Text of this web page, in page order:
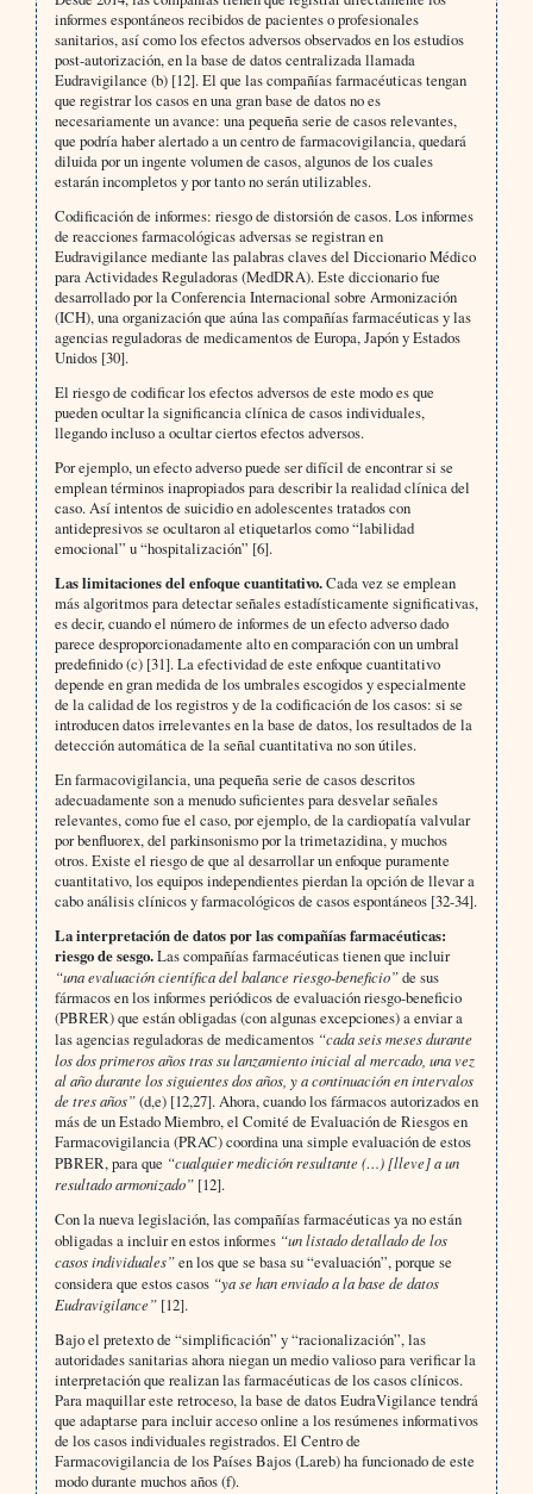
informes espontáneos recibidos de pacientes o profesionales
sanitarios, así como los efectos adversos observados en los estudios
post-autorización, en la base de datos centralizada llamada
Eudravigilance (b) [12]. El que las compañías farmacéuticas tengan
que registrar los casos en una gran base de datos no es
necesariamente un avance: una pequeña serie de casos relevantes,
que podría haber alertado a un centro de farmacovigilancia, quedará
diluida por un ingente volumen de casos, algunos de los cuales
estarán incompletos y por tanto no serán utilizables.
Codificación de informes: riesgo de distorsión de casos. Los informes
de reacciones farmacológicas adversas se registran en
Eudravigilance mediante las palabras claves del Diccionario Médico
para Actividades Reguladoras (MedDRA). Este diccionario fue
desarrollado por la Conferencia Internacional sobre Armonización
(ICH), una organización que aúna las compañías farmacéuticas y las
agencias reguladoras de medicamentos de Europa, Japón y Estados
Unidos [30].
El riesgo de codificar los efectos adversos de este modo es que
pueden ocultar la significancia clínica de casos individuales,
llegando incluso a ocultar ciertos efectos adversos.
Por ejemplo, un efecto adverso puede ser difícil de encontrar si se
emplean términos inapropiados para describir la realidad clínica del
caso. Así intentos de suicidio en adolescentes tratados con
antidepresivos se ocultaron al etiquetarlos como “labilidad
emocional” u “hospitalización” [6].
Las limitaciones del enfoque cuantitativo.Cada vez se emplean
más algoritmos para detectar señales estadísticamente significativas,
es decir, cuando el número de informes de un efecto adverso dado
parece desproporcionadamente alto en comparación con un umbral
predefinido (c) [31]. La efectividad de este enfoque cuantitativo
depende en gran medida de los umbrales escogidos y especialmente
de la calidad de los registros y de la codificación de los casos: si se
introducen datos irrelevantes en la base de datos, los resultados de la
detección automática de la señal cuantitativa no son útiles.
En farmacovigilancia, una pequeña serie de casos descritos
adecuadamente son a menudo suficientes para desvelar señales
relevantes, como fue el caso, por ejemplo, de la cardiopatía valvular
por benfluorex, del parkinsonismo por la trimetazidina, y muchos
otros. Existe el riesgo de que al desarrollar un enfoque puramente
cuantitativo, los equipos independientes pierdan la opción de llevar a
cabo análisis clínicos y farmacológicos de casos espontáneos [32-34].
La interpretación de datos por las compañías farmacéuticas:
riesgo de sesgo.Las compañías farmacéuticas tienen que incluir
“una evaluación científica del balance riesgo-beneficio”de sus
fármacos en los informes periódicos de evaluación riesgo-beneficio
(PBRER) que están obligadas (con algunas excepciones) a enviar a
las agencias reguladoras de medicamentos “cada seis meses durante
los dos primeros años tras su lanzamiento inicial al mercado, una vez
al año durante los siguientes dos años, y a continuación en intervalos
de tres años”(d,e) [12,27]. Ahora, cuando los fármacos autorizados en
más de un Estado Miembro, el Comité de Evaluación de Riesgos en
Farmacovigilancia (PRAC) coordina una simple evaluación de estos
PBRER, para que “cualquier medición resultante (…) [lleve] a un
resultado armonizado”[12].
Con la nueva legislación, las compañías farmacéuticas ya no están
obligadas a incluir en estos informes “un listado detallado de los
casos individuales”en los que se basa su “evaluación”, porque se
considera que estos casos “ya se han enviado a la base de datos
Eudravigilance”[12].
Bajo el pretexto de “simplificación” y “racionalización”, las
autoridades sanitarias ahora niegan un medio valioso para verificar la
interpretación que realizan las farmacéuticas de los casos clínicos.
Para maquillar este retroceso, la base de datos EudraVigilance tendrá
que adaptarse para incluir acceso online a los resúmenes informativos
de los casos individuales registrados. El Centro de
Farmacovigilancia de los Países Bajos (Lareb) ha funcionado de este
modo durante muchos años (f).